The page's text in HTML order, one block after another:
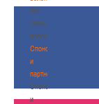
Как
стать
волонтером
Спонсоры
и
партнеры
Спонсоры
и